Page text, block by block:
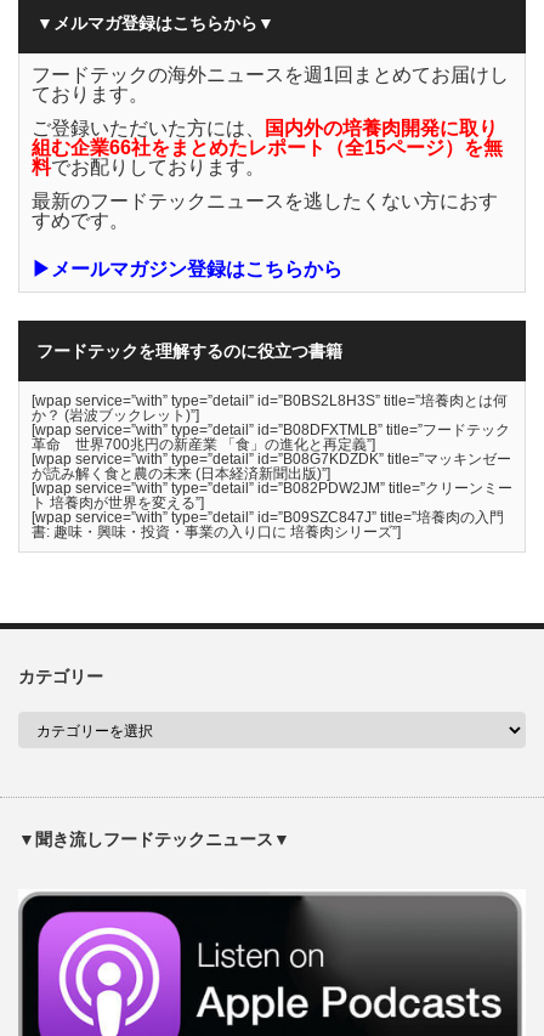
▼メルマガ登録はこちらから▼
フードテックの海外ニュースを週1回まとめてお届けし
ております。
ご登録いただいた方には、
国内外の培養肉開発に取り
組む企業66社をまとめたレポート（全15ページ）を無
料でお配りしております。
最新のフードテックニュースを逃したくない方におす
すめです。
▶メールマガジン登録はこちらから
フードテックを理解するのに役立つ書籍
[wpap service=”with” type=”detail” id=”B0BS2L8H3S” title=”培養肉とは何
か？ (岩波ブックレット)”]
[wpap service=”with” type=”detail” id=”B08DFXTMLB” title=”フードテック
革命 世界700兆円の新産業 「食」の進化と再定義”]
[wpap service=”with” type=”detail” id=”B08G7KDZDK” title=”マッキンゼー
が読み解く食と農の未来 (日本経済新聞出版)”]
[wpap service=”with” type=”detail” id=”B082PDW2JM” title=”クリーンミー
ト 培養肉が世界を変える”]
[wpap service=”with” type=”detail” id=”B09SZC847J” title=”培養肉の入門
書: 趣味・興味・投資・事業の入り口に 培養肉シリーズ”]
カテゴリー
▼聞き流しフードテックニュース▼